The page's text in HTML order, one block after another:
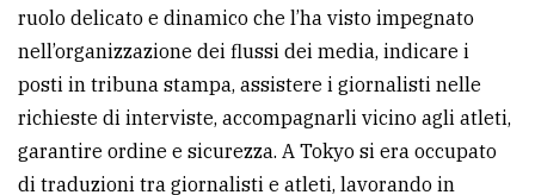
ruolo delicato e dinamico che l’ha visto impegnato
nell’organizzazione dei flussi dei media, indicare i
posti in tribuna stampa, assistere i giornalisti nelle
richieste di interviste, accompagnarli vicino agli atleti,
garantire ordine e sicurezza. A Tokyo si era occupato
di traduzioni tra giornalisti e atleti, lavorando in